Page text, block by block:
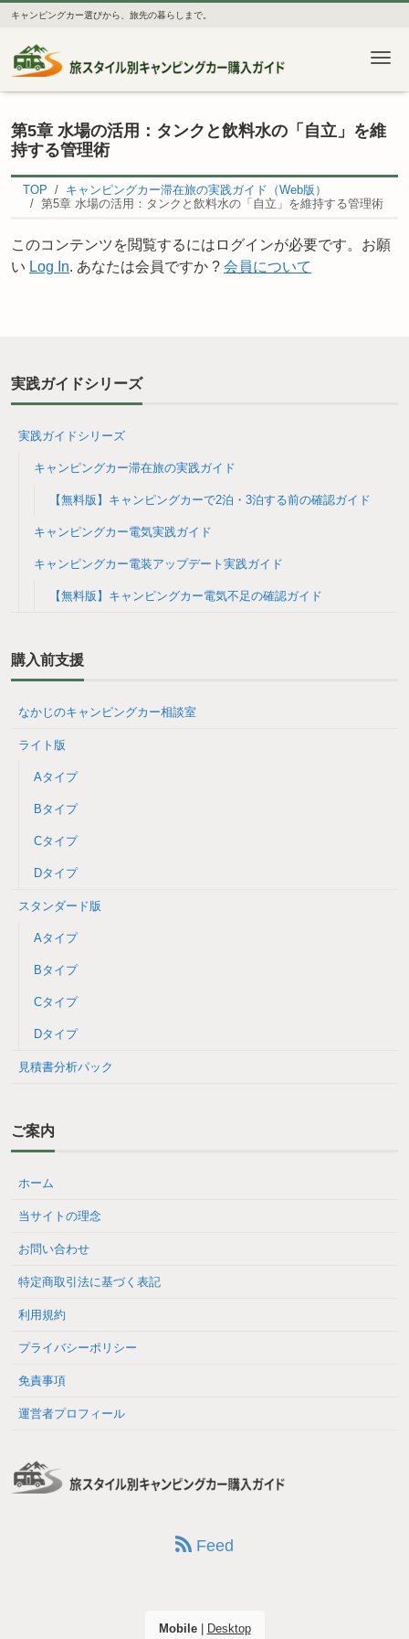
キャンピングカー選びから、旅先の暮らしまで。
第5章 水場の活用：タンクと飲料水の「自立」を維
持する管理術
TOP
キャンピングカー滞在旅の実践ガイド（Web版）
第5章 水場の活用：タンクと飲料水の「自立」を維持する管理術
このコンテンツを閲覧するにはログインが必要です。お願
い Log In. あなたは会員ですか ? 会員について
実践ガイドシリーズ
実践ガイドシリーズ
キャンピングカー滞在旅の実践ガイド
【無料版】キャンピングカーで2泊・3泊する前の確認ガイド
キャンピングカー電気実践ガイド
キャンピングカー電装アップデート実践ガイド
【無料版】キャンピングカー電気不足の確認ガイド
購入前支援
なかじのキャンピングカー相談室
ライト版
Aタイプ
Bタイプ
Cタイプ
Dタイプ
スタンダード版
Aタイプ
Bタイプ
Cタイプ
Dタイプ
見積書分析パック
ご案内
ホーム
当サイトの理念
お問い合わせ
特定商取引法に基づく表記
利用規約
プライバシーポリシー
免責事項
運営者プロフィール
Feed
Mobile| Desktop